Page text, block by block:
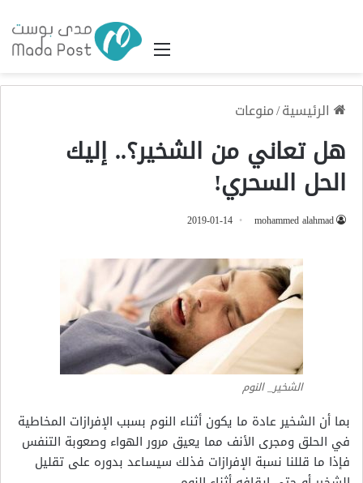
القائمة
الرئيسية/منوعات
هل تعاني من الشخير؟.. إليك
الحل السحري!
mohammed alahmad
2019-01-14
الشخير_ النوم
بما أن الشخير عادة ما يكون أثناء النوم بسبب الإفرازات المخاطية
في الحلق ومجرى الأنف مما يعيق مرور الهواء وصعوبة التنفس
فإذا ما قللنا نسبة الإفرازات فذلك سيساعد بدوره على تقليل